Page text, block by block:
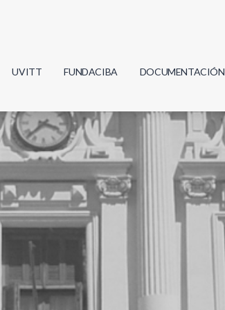
UVITT FUNDACIBA DOCUMENTACIÓN
Actas
Reglamentos
Documentos